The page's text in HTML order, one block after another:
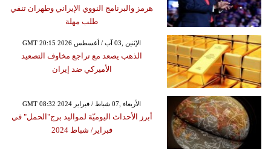
هرمز والبرنامج النووي الإيراني وطهران تنفي
طلب مهلة
GMT 20:15 2026 الإثنين ,03 آب / أغسطس
الذهب يصعد مع تراجع مخاوف التصعيد
الأميركي ضد إيران
GMT 08:32 2024 الأربعاء ,07 شباط / فبراير
أبرز الأحداث اليوميّة لمواليد برج"الحمل" في
فبراير/ شباط 2024